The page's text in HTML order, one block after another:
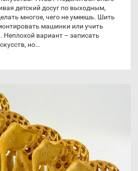
детский досуг по выходным,
многое, чего не умеешь. Шить
машинки или учить
вариант – записать
но…